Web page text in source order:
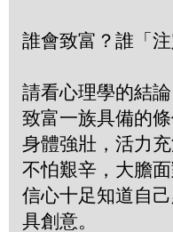
誰會致富？誰「
請看心理學的結論
致富一族具備的條
身體強壯，活力充
不怕艱辛，大膽面
信心十足知道自己
具創意。